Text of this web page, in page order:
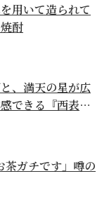
用いて造られて
酎
、満天の星が広
できる『西表島
茶ガチです」噂の